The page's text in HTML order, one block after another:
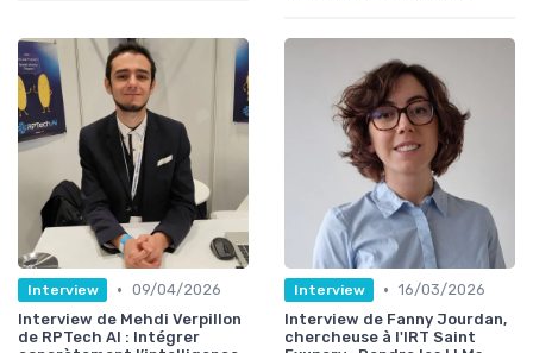
Interview • 09/04/2026
Interview de Mehdi Verpillon
de RPTech AI : Intégrer
Interview • 16/03/2026
Interview de Fanny Jourdan,
chercheuse à l'IRT Saint